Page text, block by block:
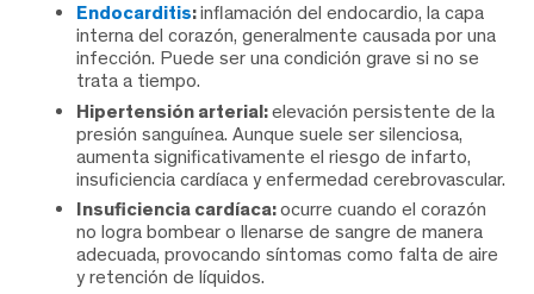
Endocarditis:inflamación del endocardio, la capa
interna del corazón, generalmente causada por una
infección. Puede ser una condición grave si no se
trata a tiempo.
Hipertensión arterial:elevación persistente de la
presión sanguínea. Aunque suele ser silenciosa,
aumenta significativamente el riesgo de infarto,
insuficiencia cardíaca y enfermedad cerebrovascular.
Insuficiencia cardíaca:ocurre cuando el corazón
no logra bombear o llenarse de sangre de manera
adecuada, provocando síntomas como falta de aire
y retención de líquidos.